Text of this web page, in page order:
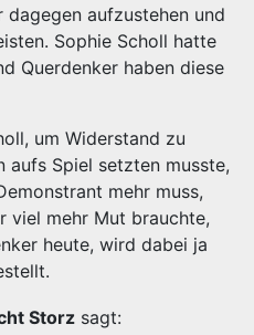
dagegen aufzustehen und
Sophie Scholl hatte
Querdenker haben diese
um Widerstand zu
aufs Spiel setzten musste,
mehr muss,
viel mehr Mut brauchte,
heute, wird dabei ja
Storz sagt: